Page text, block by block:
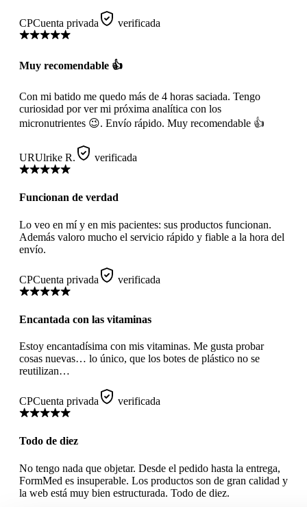
CPCuenta privada verificada
Muy recomendable 👍
Con mi batido me quedo más de 4 horas saciada. Tengo
curiosidad por ver mi próxima analítica con los
micronutrientes 😉. Envío rápido. Muy recomendable 👍
URUlrike R. verificada
Funcionan de verdad
Lo veo en mí y en mis pacientes: sus productos funcionan.
Además valoro mucho el servicio rápido y fiable a la hora del
envío.
CPCuenta privada verificada
Encantada con las vitaminas
Estoy encantadísima con mis vitaminas. Me gusta probar
cosas nuevas… lo único, que los botes de plástico no se
reutilizan…
CPCuenta privada verificada
Todo de diez
No tengo nada que objetar. Desde el pedido hasta la entrega,
FormMed es insuperable. Los productos son de gran calidad y
la web está muy bien estructurada. Todo de diez.